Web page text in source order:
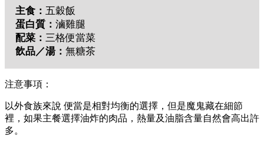
主食： 五穀飯
蛋白質： 滷雞腿
配菜： 三格便當菜
飲品／湯： 無糖茶
注意事項：
以外食族來說 便當是相對均衡的選擇，但是魔鬼藏在細節
裡，如果主餐選擇油炸的肉品，熱量及油脂含量自然會高出許
多。